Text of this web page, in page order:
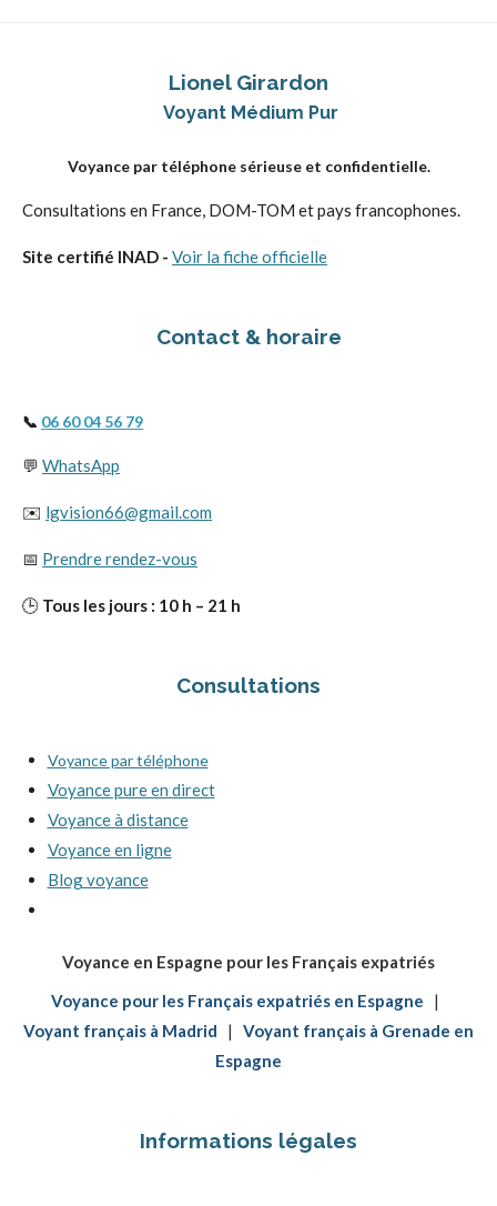
Lionel Girardon
Voyant Médium Pur
Voyance par téléphone sérieuse et confidentielle.
Consultations en France, DOM-TOM et pays francophones.
Site certifié INAD - Voir la fiche officielle
Contact & horaire
📞 06 60 04 56 79
💬 WhatsApp
✉️ lgvision66@gmail.com
📅 Prendre rendez-vous
🕒 Tous les jours : 10 h – 21 h
Consultations
Voyance par téléphone
Voyance pure en direct
Voyance à distance
Voyance en ligne
Blog voyance
Voyance en Espagne pour les Français expatriés
Voyance pour les Français expatriés en Espagne
|
Voyant français à Madrid
| Voyant français à Grenade en
Espagne
Informations légales